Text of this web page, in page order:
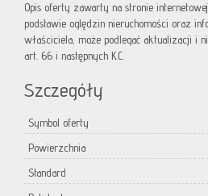
Opis oferty zawarty na stronie
podstawie oględzin nieruchomości oraz
właściciela, może podlegać aktualizacji i
art. 66 i następnych K.C.
Szczegóły
Symbol oferty
Powierzchnia
Standard